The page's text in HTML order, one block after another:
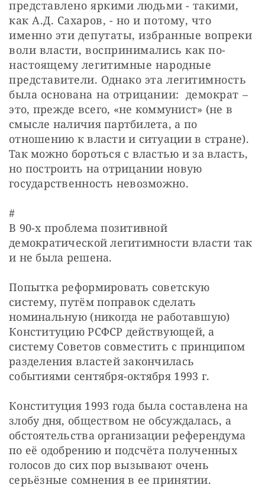
представлено яркими людьми - такими,
как А.Д. Сахаров, - но и потому, что
именно эти депутаты, избранные вопреки
воли власти, воспринимались как по-
настоящему легитимные народные
представители. Однако эта легитимность
была основана на отрицании:  демократ –
это, прежде всего, «не коммунист» (не в
смысле наличия партбилета, а по
отношению к власти и ситуации в стране).
Так можно бороться с властью и за власть,
но построить на отрицании новую
государственность невозможно.
#
В 90-х проблема позитивной
демократической легитимности власти так
и не была решена.
Попытка реформировать советскую
систему, путём поправок сделать
номинальную (никогда не работавшую)
Конституцию РСФСР действующей, а
систему Советов совместить с принципом
разделения властей закончилась
событиями сентября-октября 1993 г.
Конституция 1993 года была составлена на
злобу дня, обществом не обсуждалась, а
обстоятельства организации референдума
по её одобрению и подсчёта полученных
голосов до сих пор вызывают очень
серьёзные сомнения в ее принятии.